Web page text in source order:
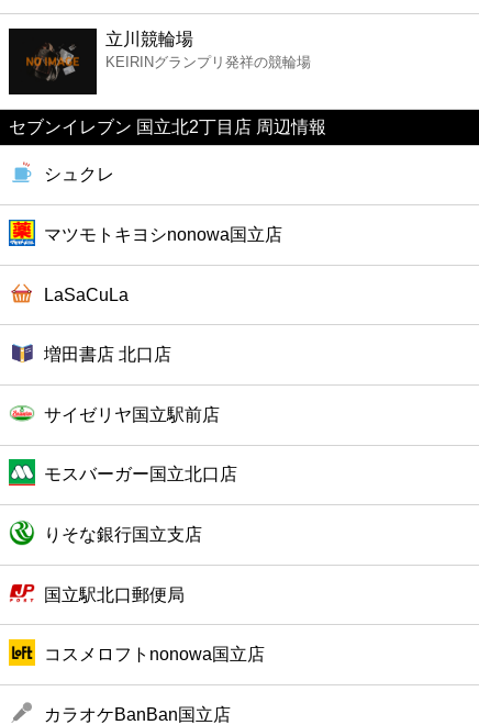
ファーストフード
カフェ
ショッピング
公共
立川競輪場
KEIRINグランプリ発祥の競輪場
セブンイレブン 国立北2丁目店 周辺情報
シュクレ
マツモトキヨシnonowa国立店
LaSaCuLa
増田書店 北口店
サイゼリヤ国立駅前店
モスバーガー国立北口店
りそな銀行国立支店
国立駅北口郵便局
コスメロフトnonowa国立店
カラオケBanBan国立店